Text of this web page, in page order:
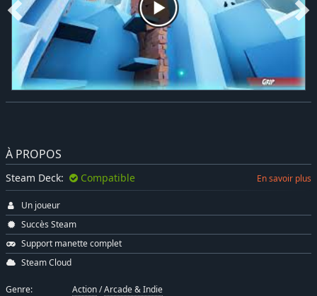
À PROPOS
Steam Deck: Compatible En savoir plus
Un joueur
Succès Steam
Support manette complet
Steam Cloud
Genre: Action/Arcade & Indie